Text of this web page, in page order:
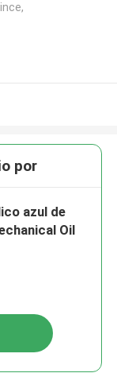
por
azul de
Oil